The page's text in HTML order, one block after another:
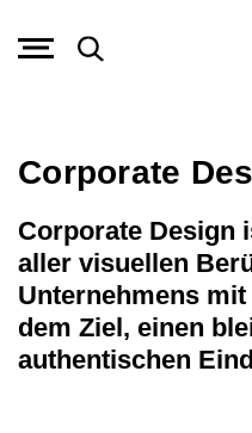
Corporate
Corporate Design
aller visuellen
Unternehmens
dem Ziel, einen
authentischen